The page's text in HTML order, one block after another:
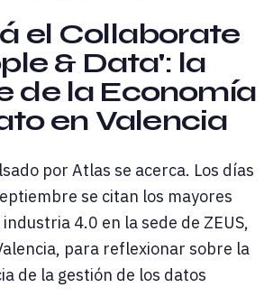
el Collaborate
& Data': la
de la Economía
en Valencia
por Atlas se acerca. Los días
se citan los mayores
4.0 en la sede de ZEUS,
para reflexionar sobre la
de la gestión de los datos